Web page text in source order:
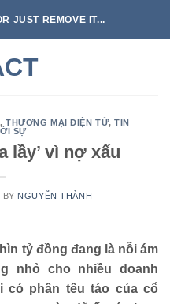
JUST REMOVE IT...
,THƯƠNG MẠI ĐIỆN TỬ,TIN
SỰ
lầy’ vì nợ xấu
BY NGUYỄN THÀNH
tỷ đồng đang là nỗi ám
nhỏ cho nhiều doanh
có phần tếu táo của cổ